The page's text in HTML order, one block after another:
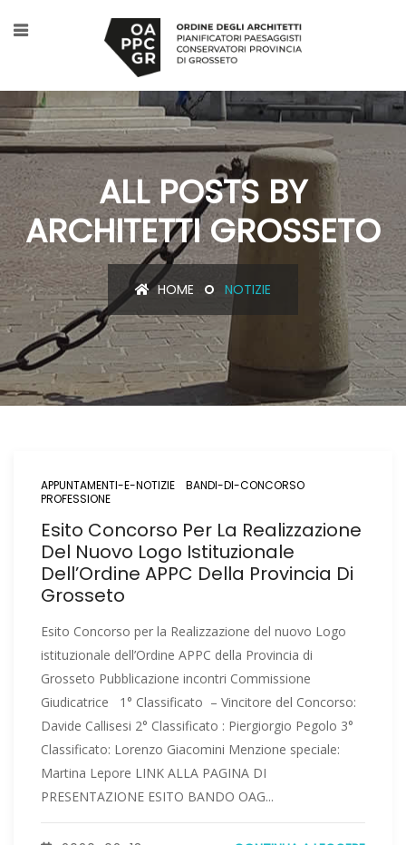
ALL POSTS BY
ARCHITETTI GROSSETO
HOME NOTIZIE
APPUNTAMENTI-E-NOTIZIE
BANDI-DI-CONCORSO
PROFESSIONE
Esito Concorso Per La Realizzazione
Del Nuovo Logo Istituzionale
Dell’Ordine APPC Della Provincia Di
Grosseto
Esito Concorso per la Realizzazione del nuovo Logo
istituzionale dell’Ordine APPC della Provincia di
Grosseto Pubblicazione incontri Commissione
Giudicatrice 1° Classificato – Vincitore del Concorso:
Davide Callisesi 2° Classificato : Piergiorgio Pegolo 3°
Classificato: Lorenzo Giacomini Menzione speciale:
Martina Lepore LINK ALLA PAGINA DI
PRESENTAZIONE ESITO BANDO OAG...